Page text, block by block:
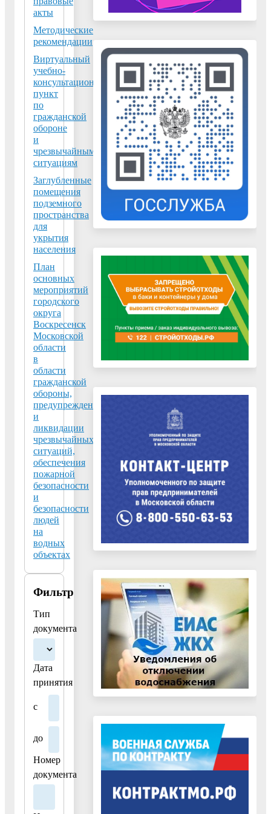
акты
Методические
рекомендации
Виртуальный
учебно-
консультационный
пункт
по
гражданской
обороне
и
чрезвычайным
ситуациям
Заглубленные
помещения
подземного
пространства
для
укрытия
населения
План
основных
мероприятий
городского
округа
Воскресенск
Московской
области
в
области
гражданской
обороны,
предупреждения
и
ликвидации
чрезвычайных
ситуаций,
обеспечения
пожарной
безопасности
и
безопасности
людей
на
водных
объектах
Фильтр
Тип
документа
Дата
принятия
с
до
Номер
документа
ниже
–
тем
безопасней;
берегись
окон
ненадежных
конструкций;
3)
транспорт
–
источник
возгорания.
Если
Вы
на
ложитесь
на
отползите
к
укрытию
прижмитесь
к
выступу
(бордюру,
Если
в
в
ГЛАВНОЕ!!!: